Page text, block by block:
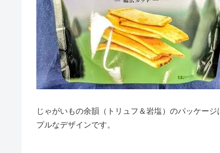
じゃがいもの余韻（トリュフ＆岩塩）のパッケー
プルなデザインです。